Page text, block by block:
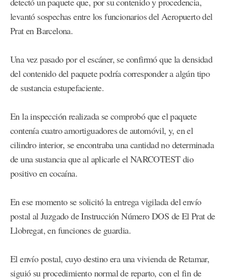
levantó sospechas entre los funcionarios del Aeropuerto del
Prat en Barcelona.
Una vez pasado por el escáner, se confirmó que la densidad
del contenido del paquete podría corresponder a algún tipo
de sustancia estupefaciente.
En la inspección realizada se comprobó que el paquete
contenía cuatro amortiguadores de automóvil, y, en el
cilindro interior, se encontraba una cantidad no determinada
de una sustancia que al aplicarle el NARCOTEST dio
positivo en cocaína.
En ese momento se solicitó la entrega vigilada del envío
postal al Juzgado de Instrucción Número DOS de El Prat de
Llobregat, en funciones de guardia.
El envío postal, cuyo destino era una vivienda de Retamar,
siguió su procedimiento normal de reparto, con el fin de